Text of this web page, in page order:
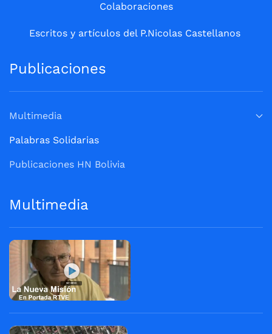
Colaboraciones
Escritos y artículos del P.Nicolas Castellanos
Publicaciones
Multimedia
Palabras Solidarias
Publicaciones HN Bolivia
Multimedia